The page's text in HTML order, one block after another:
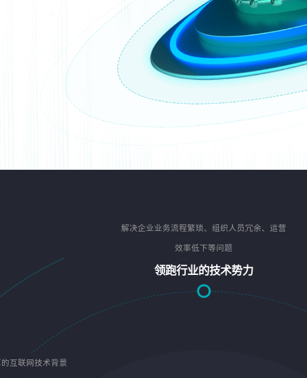
互联网技术背景
解决企业业务流程繁琐、组织人员冗余、运营
效率低下等问题
领跑行业的技术势力